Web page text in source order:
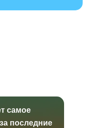
самое
последние